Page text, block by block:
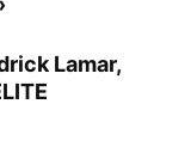
Lamar,